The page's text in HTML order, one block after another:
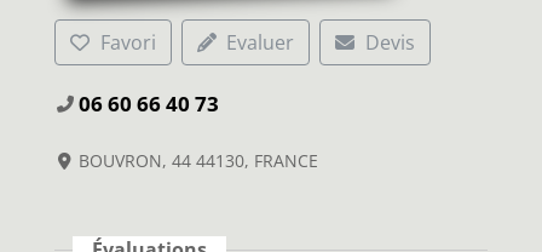
Favori Evaluer Devis
06 60 66 40 73
BOUVRON, 44 44130, FRANCE